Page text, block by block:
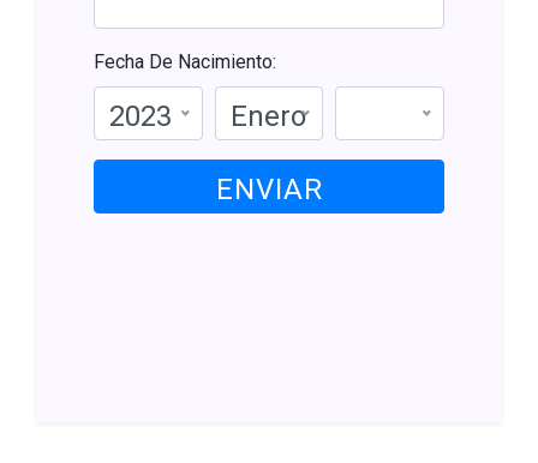
Fecha De Nacimiento:
2023 Enero
ENVIAR